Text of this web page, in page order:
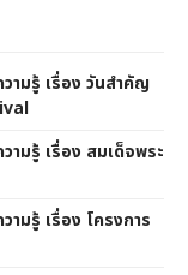
ามรู้ เรื่อง วันสำคัญ
มรู้ เรื่อง สมเด็จพระ
มรู้ เรื่อง โครงการ